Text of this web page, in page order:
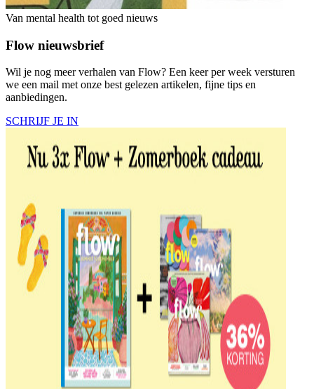
Van mental health tot goed nieuws
Flow nieuwsbrief
Wil je nog meer verhalen van Flow? Een keer per week versturen
we een mail met onze best gelezen artikelen, fijne tips en
aanbiedingen.
SCHRIJF JE IN